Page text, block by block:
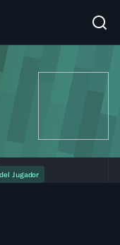
Jugador